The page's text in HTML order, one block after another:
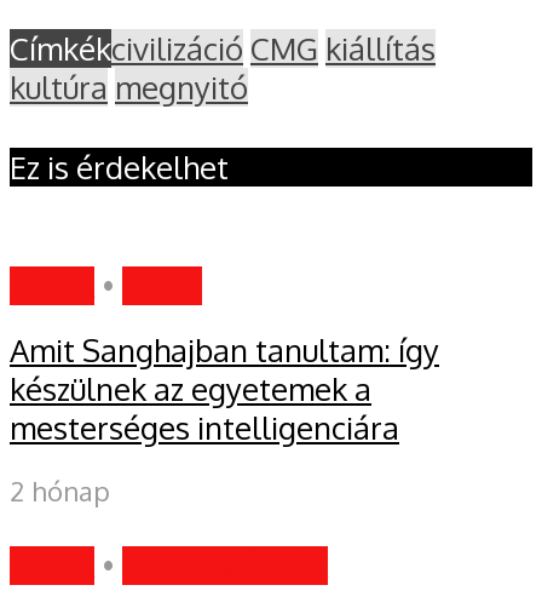
Címkékcivilizáció CMG kiállítás
kultúra megnyitó
Ez is érdekelhet
•
Amit Sanghajban tanultam: így
készülnek az egyetemek a
mesterséges intelligenciára
2 hónap
•